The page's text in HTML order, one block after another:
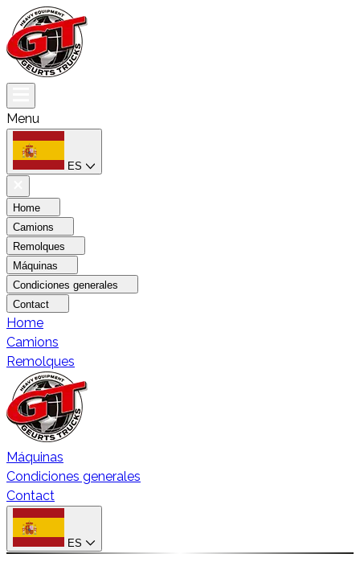
Menu
ES
Home
Camions
Remolques
Máquinas
Condiciones generales
Contact
Home
Camions
Remolques
Máquinas
Condiciones generales
Contact
ES